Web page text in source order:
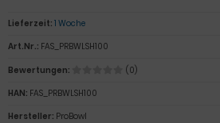
Lieferzeit: 1 Woche
Art.Nr.: FAS_PRBWLSH100
Bewertungen:
(0)
HAN: FAS_PRBWLSH100
Hersteller: ProBowl